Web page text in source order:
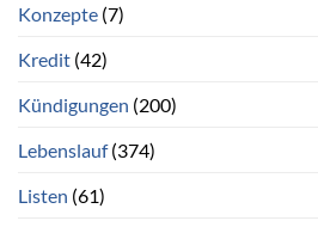
Konzepte (7)
Kredit (42)
Kündigungen (200)
Lebenslauf(374)
Listen (61)